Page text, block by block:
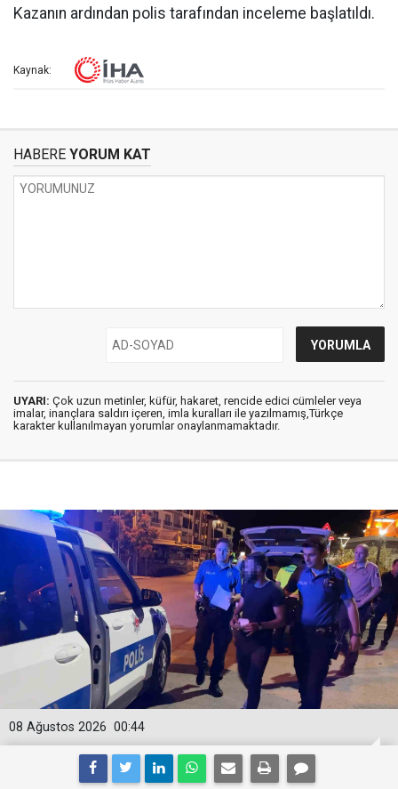
Kazanın ardından polis tarafından inceleme başlatıldı.
Kaynak:
HABERE YORUM KAT
UYARI: Çok uzun metinler, küfür, hakaret, rencide edici cümleler veya
imalar, inançlara saldırı içeren, imla kuralları ile yazılmamış,Türkçe
karakter kullanılmayan yorumlar onaylanmamaktadır.
00:44
08 Ağustos 2026